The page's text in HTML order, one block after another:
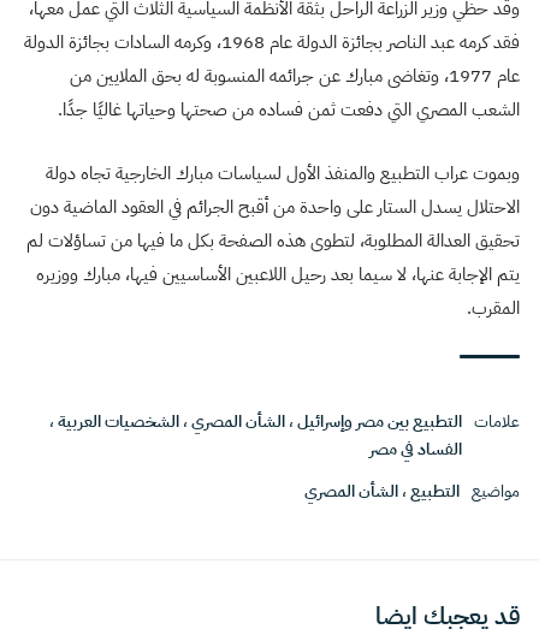
وقد حظي وزير الزراعة الراحل بثقة الأنظمة السياسية الثلاث التي عمل معها،
فقد كرمه عبد الناصر بجائزة الدولة عام 1968، وكرمه السادات بجائزة الدولة
عام 1977، وتغاضى مبارك عن جرائمه المنسوبة له بحق الملايين من
الشعب المصري التي دفعت ثمن فساده من صحتها وحياتها غاليًا جدًا.
وبموت عراب التطبيع والمنفذ الأول لسياسات مبارك الخارجية تجاه دولة
الاحتلال يسدل الستار على واحدة من أقبح الجرائم في العقود الماضية دون
تحقيق العدالة المطلوبة، لتطوى هذه الصفحة بكل ما فيها من تساؤلات لم
يتم الإجابة عنها، لا سيما بعد رحيل اللاعبين الأساسيين فيها، مبارك ووزيره
المقرب.
علامات التطبيع بين مصر وإسرائيل،الشأن المصري،الشخصيات العربية،
الفساد في مصر
مواضيع التطبيع،الشأن المصري
قد يعجبك ايضا